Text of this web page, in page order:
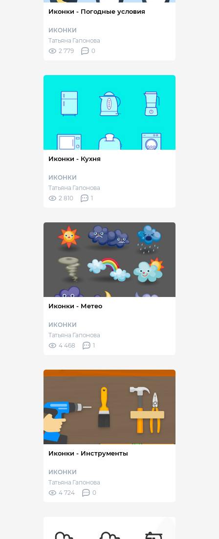
Иконки - Погодные условия
ИКОНКИ
Татьяна Гапонова
2 779
0
Иконки - Кухня
ИКОНКИ
Татьяна Гапонова
2 810
1
Иконки - Метео
ИКОНКИ
Татьяна Гапонова
4 468
1
Иконки - Инструменты
ИКОНКИ
Татьяна Гапонова
4 724
0